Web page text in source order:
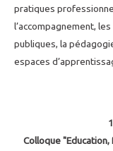
pratiques
l’accompagnement,
publiques, la
espaces
Colloque